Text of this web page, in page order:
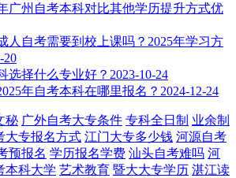
广州自考本科对比其他学历提升方式优
人自考需要到校上课吗？2025年学习方
20
选择什么专业好？ 2023-10-24
年自考本科在哪里报名？ 2024-12-24
秘 广外自考大专条件 专科全日制 业余制
大专报名方式 江门大专多少钱 河源自考
预报名 学历报名学费 汕头自考难吗 河
本科大学 艺术教育 暨大大专学历 湛江读